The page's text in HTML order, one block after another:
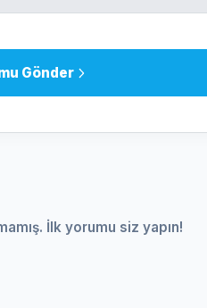
Gönder
İlk yorumu siz yapın!